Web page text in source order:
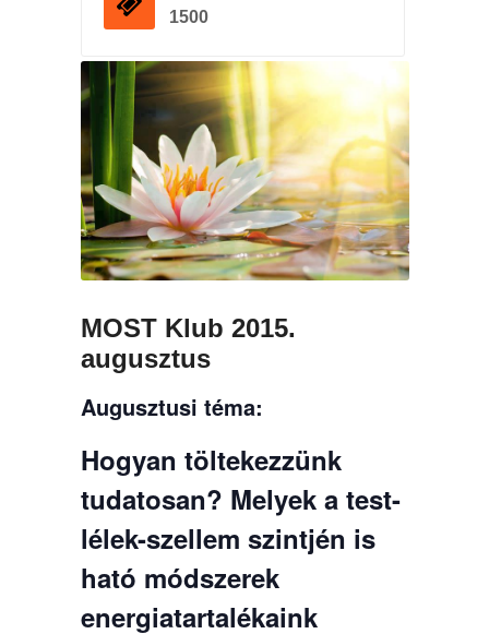
1500
MOST Klub 2015.
augusztus
Augusztusi téma:
Hogyan töltekezzünk
tudatosan? Melyek a test-
lélek-szellem szintjén is
ható módszerek
energiatartalékaink